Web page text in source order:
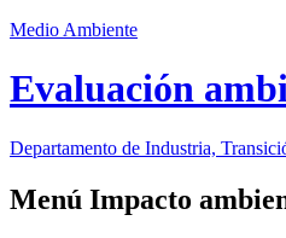
Medio Ambiente
Evaluación
Departamento de Industria,
Menú Impacto